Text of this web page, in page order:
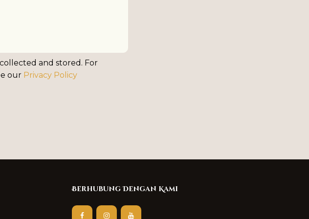
and stored. For
our Privacy Policy
Berhubung Dengan Kami